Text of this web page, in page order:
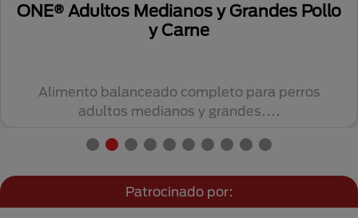
ONE® Adultos Medianos y Grandes Pollo
y Carne
Alimento balanceado completo para perros
adultos medianos y grandes....
Patrocinado por: